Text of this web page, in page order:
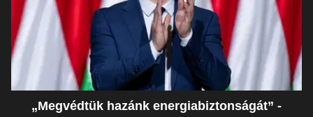
„Megvédtük hazánk energiabiztonságát” -